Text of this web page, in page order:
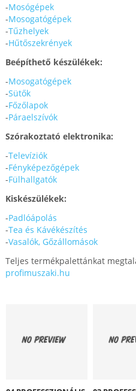
-Mosógépek
-Mosogatógépek
-Tűzhelyek
-Hűtőszekrények
Beépíthető készülékek:
-Mosogatógépek
-Sütők
-Főzőlapok
-Páraelszívók
Szórakoztató elektronika:
-Televíziók
-Fényképezőgépek
-Fülhallgatók
Kiskészülékek:
-Padlóápolás
-Tea és Kávékészítés
-Vasalók, Gőzállomások
Teljes termékpalettánkat
profimuszaki.hu